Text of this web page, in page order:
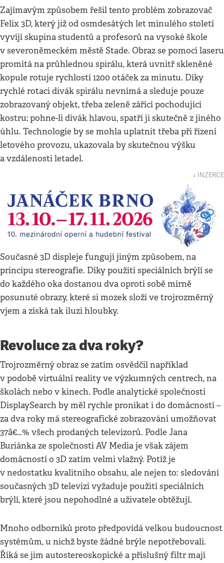
Zajímavým způsobem řešil tento problém zobrazovač
Felix 3D, který již od osmdesátých let minulého století
vyvíjí skupina studentů a profesorů na vysoké škole
v severoněmeckém městě Stade. Obraz se pomocí laseru
promítá na průhlednou spirálu, která uvnitř skleněné
kopule rotuje rychlostí 1200 otáček za minutu. Díky
rychlé rotaci divák spirálu nevnímá a sleduje pouze
zobrazovaný objekt, třeba zeleně zářící pochodující
kostru; pohne-li divák hlavou, spatří ji skutečně z jiného
úhlu. Technologie by se mohla uplatnit třeba při řízení
letového provozu, ukazovala by skutečnou výšku
a vzdálenosti letadel.
↓ INZERCE
Současné 3D displeje fungují jiným způsobem, na
principu stereografie. Díky použití speciálních brýlí se
do každého oka dostanou dva oproti sobě mírně
posunuté obrazy, které si mozek složí ve trojrozměrný
vjem a získá tak iluzi hloubky.
Revoluce za dva roky?
Trojrozměrný obraz se zatím osvědčil například
v podobě virtuální reality ve výzkumných centrech, na
školách nebo v kinech. Podle analytické společnosti
DisplaySearch by měl rychle pronikat i do domácností –
za dva roky má stereografické zobrazování umožňovat
37â€…% všech prodaných televizorů. Podle Jana
Buriánka ze společnosti AV Media je však zájem
domácností o 3D zatím velmi vlažný. Potíž je
v nedostatku kvalitního obsahu, ale nejen to: sledování
současných 3D televizí vyžaduje použití speciálních
brýlí, které jsou nepohodlné a uživatele obtěžují.
Mnoho odborníků proto předpovídá velkou budoucnost
systémům, u nichž byste žádné brýle nepotřebovali.
Říká se jim autostereoskopické a příslušný filtr mají